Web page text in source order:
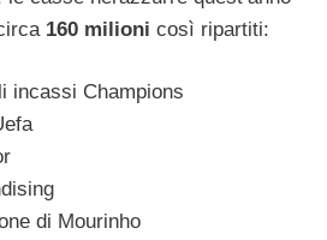
160 milioni così ripartiti:
incassi Champions
di Mourinho